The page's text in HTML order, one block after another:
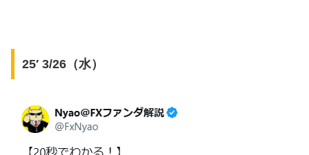
25′ 3/26（水）